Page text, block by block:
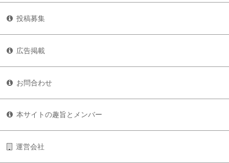
投稿募集
広告掲載
お問合わせ
本サイトの趣旨とメンバー
運営会社